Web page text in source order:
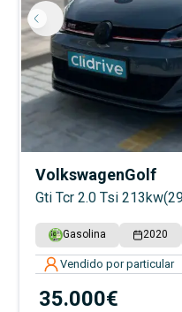
VolkswagenGolf
Gti Tcr 2.0 Tsi
Gasolina 2020
Vendido por particular
35.000€